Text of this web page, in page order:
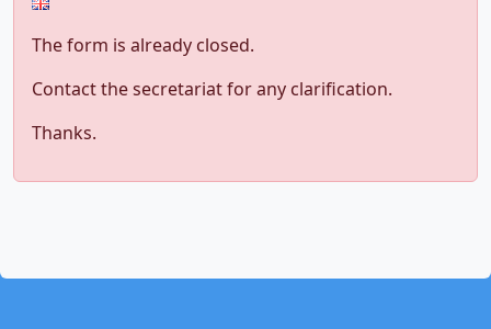
The form is already closed.
Contact the secretariat for any clarification.
Thanks.